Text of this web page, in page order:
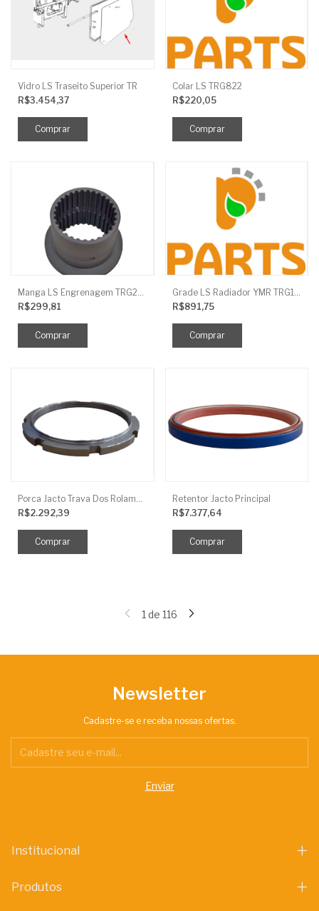
Vidro LS Traseito Superior TR
R$3.454,37
Colar LS TRG822
R$220,05
R$299,81
R$891,75
R$2.292,39
Retentor Jacto Principal
R$7.377,64
1 de 116
Newsletter
Cadastre-se e receba nossas ofertas.
Institucional
Produtos